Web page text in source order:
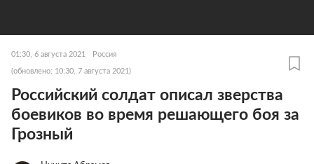
01:30, 6 августа 2021 Россия
(обновлено: 10:30, 7 августа 2021)
Российский солдат описал зверства
боевиков во время решающего боя за
Грозный